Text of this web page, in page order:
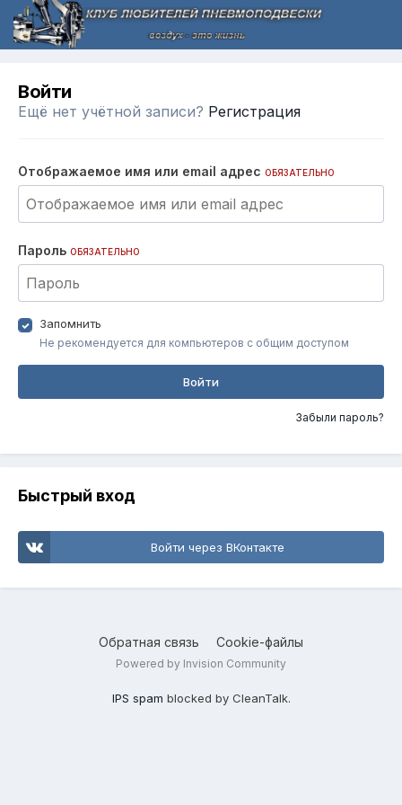
Войти
Ещё нет учётной записи? Регистрация
Отображаемое имя или email адрес ОБЯЗАТЕЛЬНО
Пароль ОБЯЗАТЕЛЬНО
Запомнить
Не рекомендуется для компьютеров с общим доступом
Войти
Забыли пароль?
Быстрый вход
Войти через ВКонтакте
Обратная связь Cookie-файлы
Powered by Invision Community
IPS spam blocked by CleanTalk.